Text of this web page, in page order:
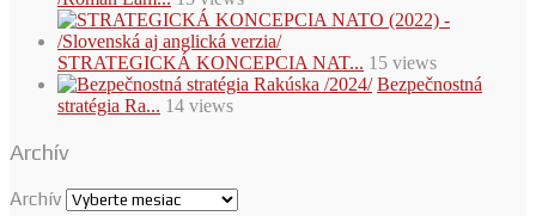
STRATEGICKÁ KONCEPCIA NAT... 15 views
Bezpečnostná
stratégia Ra... 14 views
Archív
Archív